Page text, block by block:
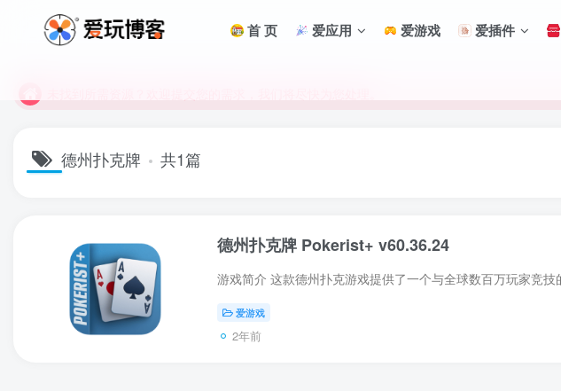
首 页 爱应用 爱游戏 爱插件
未找到所需资源？欢迎提交您的需求，我们将尽快为您处理。
苹果手机用户没有巨魔商店的点击此处获取保姆级安装教程
德州扑克牌 共1篇
德州扑克牌 Pokerist+ v60.36.24
爱游戏
2年前